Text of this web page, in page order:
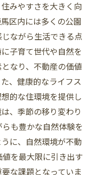
みやすさを大きく向
区内には多くの公園
ながら生活できる点
子育て世代や自然を
なり、不動産の価値
、健康的なライフス
的な住環境を提供し
、季節の移り変わり
も豊かな自然体験を
に、自然環境が不動
を最大限に引き出す
な課題となっていま